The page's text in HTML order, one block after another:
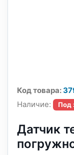
Код товара:
Наличие:
Под
Датчик